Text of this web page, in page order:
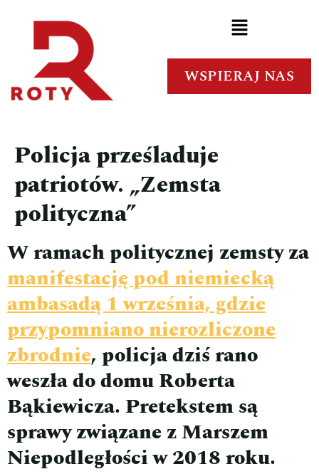
WSPIERAJ NAS
Policja prześladuje
patriotów. „Zemsta
polityczna”
W ramach politycznej zemsty za
manifestację pod niemiecką
ambasadą 1 września, gdzie
przypomniano nierozliczone
zbrodnie, policja dziś rano
weszła do domu Roberta
Bąkiewicza. Pretekstem są
sprawy związane z Marszem
Niepodległości w 2018 roku.